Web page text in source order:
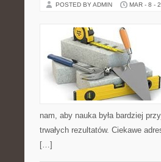
POSTED BY ADMIN MAR - 8 -
nam, aby nauka była bardziej
trwałych rezultatów. Ciekawe
[…]